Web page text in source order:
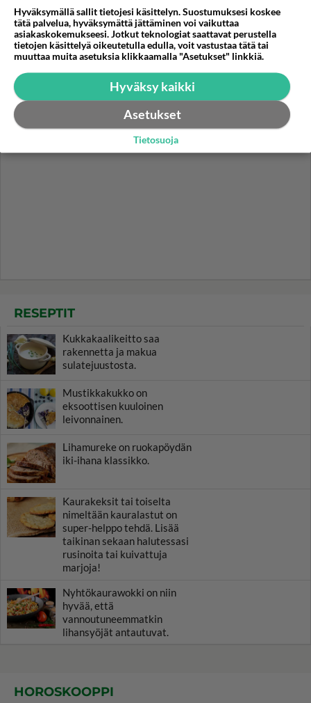
Kun yksi kauhallinen ei riitä...
Tämä helppo arkiruoka ei jää
syömättä!
RESEPTIT
Kukkakaalikeitto saa
rakennetta ja makua
sulatejuustosta.
Mustikkakukko on
eksoottisen kuuloinen
leivonnainen.
Lihamureke on ruokapöydän
iki-ihana klassikko.
Kaurakeksit tai toiselta
nimeltään kauralastut on
super-helppo tehdä. Lisää
taikinan sekaan halutessasi
rusinoita tai kuivattuja
marjoja!
Nyhtökaurawokki on niin
hyvää, että
vannoutuneemmatkin
lihansyöjät antautuvat.
HOROSKOOPPI
Hyväksymällä sallit tietojesi käsittelyn. Suostumuksesi koskee
tätä palvelua, hyväksymättä jättäminen voi vaikuttaa
asiakaskokemukseesi. Jotkut teknologiat saattavat perustella
tietojen käsittelyä oikeutetulla edulla, voit vastustaa tätä tai
muuttaa muita asetuksia klikkaamalla "Asetukset" linkkiä.
Hyväksy kaikki
Asetukset
Tietosuoja